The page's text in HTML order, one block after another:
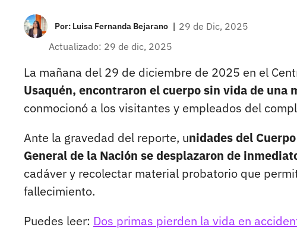
Por: Luisa Fernanda Bejarano | 29 de Dic, 2025
Actualizado: 29 de dic, 2025
La mañana del 29 de diciembre de 2025 en el
Usaquén, encontraron el cuerpo sin vida de una
conmocionó a los visitantes y empleados del
Ante la gravedad del reporte, unidades del
General de la Nación se desplazaron de
cadáver y recolectar material probatorio que
fallecimiento.
Puedes leer: Dos primas pierden la vida en